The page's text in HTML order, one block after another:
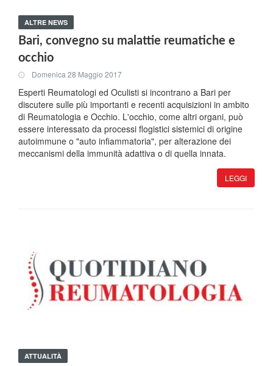
ALTRE NEWS
Bari, convegno su malattie reumatiche e
occhio
Domenica 28 Maggio 2017
Esperti Reumatologi ed Oculisti si incontrano a Bari per
discutere sulle più importanti e recenti acquisizioni in ambito
di Reumatologia e Occhio. L'occhio, come altri organi, può
essere interessato da processi flogistici sistemici di origine
autoimmune o "auto infiammatoria", per alterazione dei
meccanismi della immunità adattiva o di quella innata.
LEGGI
ATTUALITÀ